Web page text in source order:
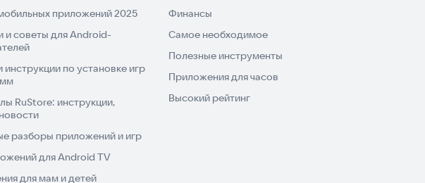
приложений 2025
и советы для Android-
по установке игр
RuStore: инструкции,
разборы приложений и игр
для Android TV
для мам и детей
Финансы
Самое необходимое
Полезные инструменты
Приложения для часов
Высокий рейтинг